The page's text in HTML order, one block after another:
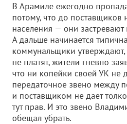
В Арамиле ежегодно
потому, что до поставщиков
населения — они застревают
А дальше начинается
коммунальщики
не платят, жители гневно
что ни копейки своей УК
передаточное звено между
и поставщиком не дает
тут прав. И это звено
обещал убрать.